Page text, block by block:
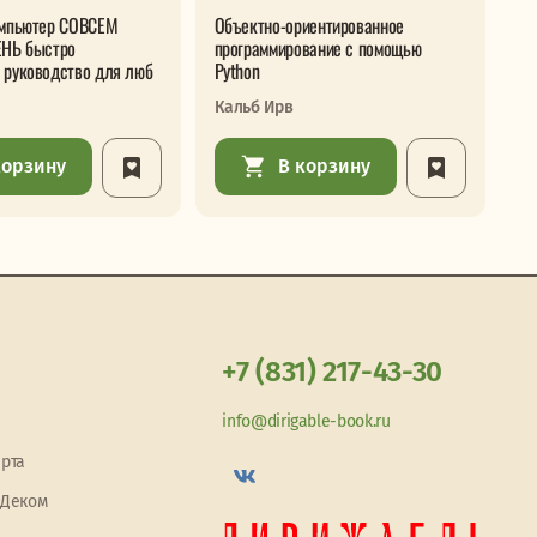
СОВСЕМ
быстро
для люб
Объектно-ориентированное
программирование с помощью
Python
Кальб Ирв
В корзину
+7 (831) 217-43-30
info@dirigable-book.ru